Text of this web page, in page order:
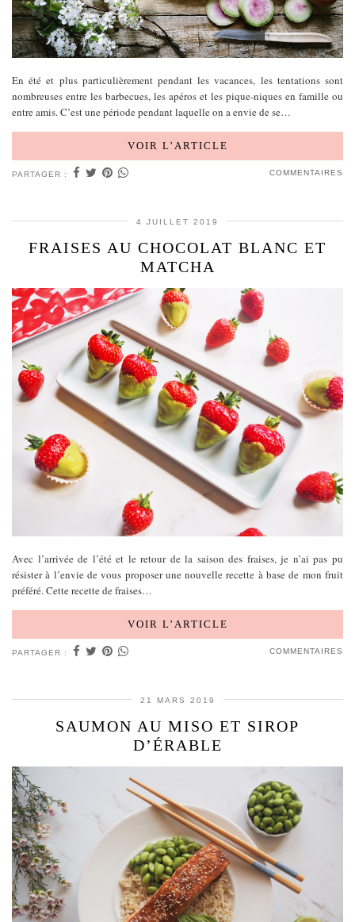
En été et plus particulièrement pendant les vacances, les tentations sont
nombreuses entre les barbecues, les apéros et les pique-niques en famille ou
entre amis. C’est une période pendant laquelle on a envie de se…
VOIR L’ARTICLE
PARTAGER : COMMENTAIRES
4 JUILLET 2019
FRAISES AU CHOCOLAT BLANC ET
MATCHA
Avec l’arrivée de l’été et le retour de la saison des fraises, je n’ai pas pu
résister à l’envie de vous proposer une nouvelle recette à base de mon fruit
préféré. Cette recette de fraises…
VOIR L’ARTICLE
PARTAGER : COMMENTAIRES
21 MARS 2019
SAUMON AU MISO ET SIROP
D’ÉRABLE